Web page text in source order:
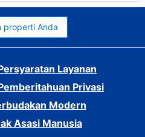
properti Anda
Layanan
Privasi
Modern
Asasi Manusia